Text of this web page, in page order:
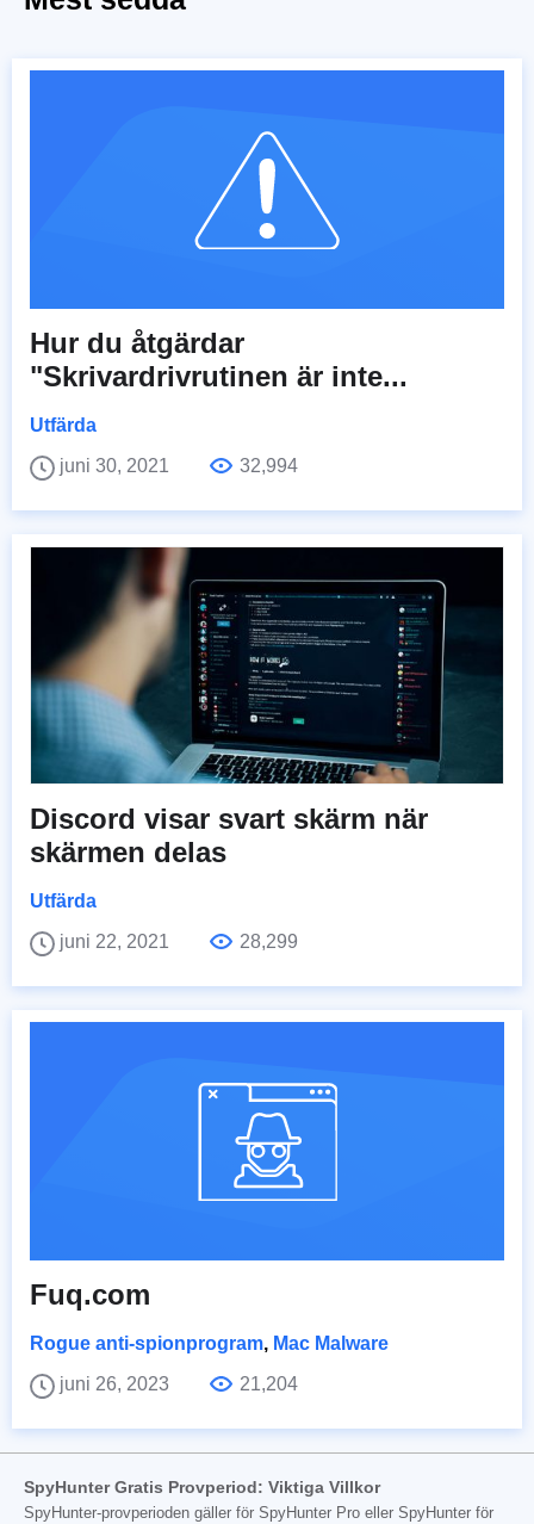
Hur du åtgärdar
"Skrivardrivrutinen är inte...
Utfärda
juni 30, 2021
32,994
Discord visar svart skärm när
skärmen delas
Utfärda
juni 22, 2021
28,299
Fuq.com
Rogue anti-spionprogram, Mac Malware
juni 26, 2023
21,204
SpyHunter Gratis Provperiod: Viktiga Villkor
SpyHunter-provperioden gäller för SpyHunter Pro eller SpyHunter för